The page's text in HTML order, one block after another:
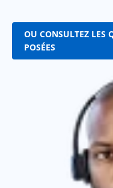
OU CONSULTEZ LES
POSÉES